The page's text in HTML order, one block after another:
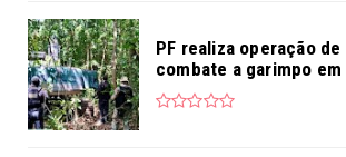
PF realiza operação
combate a garimpo